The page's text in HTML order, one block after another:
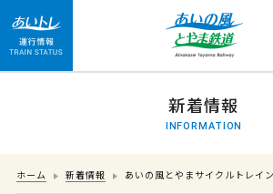
運行情報 列車の遅れ情報
新着情報
INFORMATION
ホーム 新着情報 あいの風とやまサイクルトレイン